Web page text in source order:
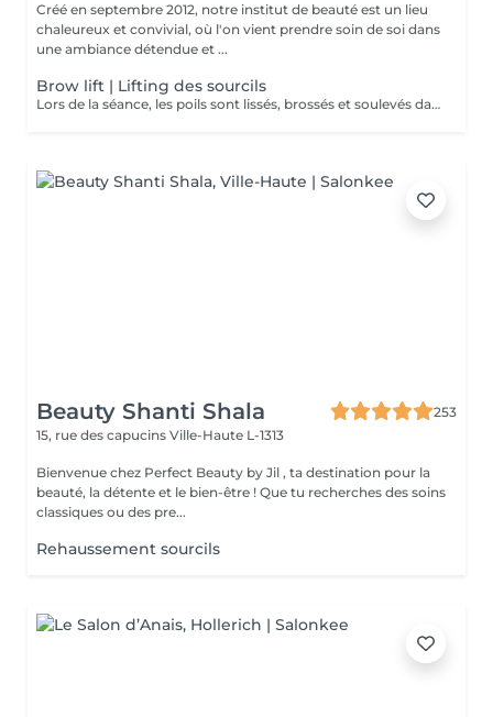
Créé en septembre 2012, notre institut de beauté est un lieu
chaleureux et convivial, où l'on vient prendre soin de soi dans
une ambiance détendue et ...
Brow lift | Lifting des sourcils
Lors de la séance, les poils sont lissés, brossés et soulevés dans la forme souhaitée. Ils sont ensuite fixés à l'aide d'une lotion spéciale. Cette technique conviendra à celles qui rêvent d'épaissir leurs sourcils mais aussi de couvrir de petits espaces, de petits trous et d'obtenir un look naturel, tout en légèreté. Les sourcils ne sont pas figés et restent malléables. Il est donc possible de les peigner vers le haut ou sur le côté selon le look souhaité. * Un soin à appliquer à domicile vous sera offert lors de la prestation *
Beauty Shanti Shala
253
15, rue des capucins Ville-Haute L-1313
Bienvenue chez Perfect Beauty by Jil , ta destination pour la
beauté, la détente et le bien-être ! Que tu recherches des soins
classiques ou des pre...
Rehaussement sourcils